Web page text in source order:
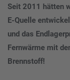
Seit 2011 hätten
E-Quelle
und das
Fernwärme mit
Brennstoff!